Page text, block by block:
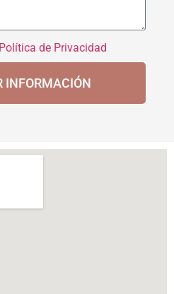
Política de Privacidad
INFORMACIÓN